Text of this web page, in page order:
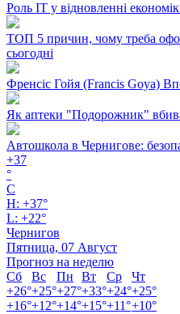
Роль ІТ у відновленні
ТОП 5 причин, чому треба
сьогодні
Френсіс Гойя (Francis Goya)
Як аптеки "Подорожник"
Автошкола в Чернигове:
+37
°
C
H: +37°
L: +22°
Чернигов
Пятница, 07 Август
Прогноз на неделю
Сб
Вс Пн Вт Ср
Чт
+26°+25°+27°+33°+24°+25°
+16°+12°+14°+15°+11°+10°